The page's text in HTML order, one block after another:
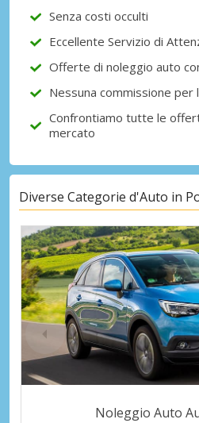
Accedi con
Senza costi occulti
Eccellente Servizio di
Offerte di noleggio auto
Nessuna commissione
Confrontiamo tutte le
mercato
Diverse Categorie d'Auto in
Noleggio Auto